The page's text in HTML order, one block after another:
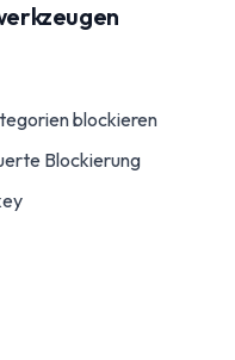
blockieren
Blockierung